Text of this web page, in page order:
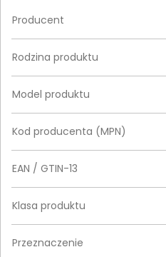
Producent
Rodzina produktu
Model produktu
Kod producenta (MPN)
EAN / GTIN-13
Klasa produktu
Przeznaczenie